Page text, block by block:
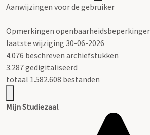
Aanwijzingen voor de gebruiker
Opmerkingen
laatste wijziging 30-06-2026
4.076 beschreven archiefstukken
3.287 gedigitaliseerd
totaal 1.582.608 bestanden
Mijn Studiezaal